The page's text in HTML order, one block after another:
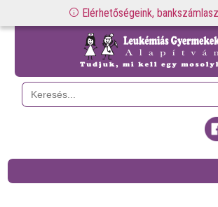
Elérhetőségeink,
Search
for: